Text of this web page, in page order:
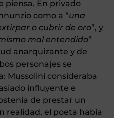
piensa. En privado
como a “una
o cubrir de oro”, y
mal entendido”
anarquizante y de
personajes se
Mussolini consideraba
influyente e
de prestar un
realidad, el poeta había